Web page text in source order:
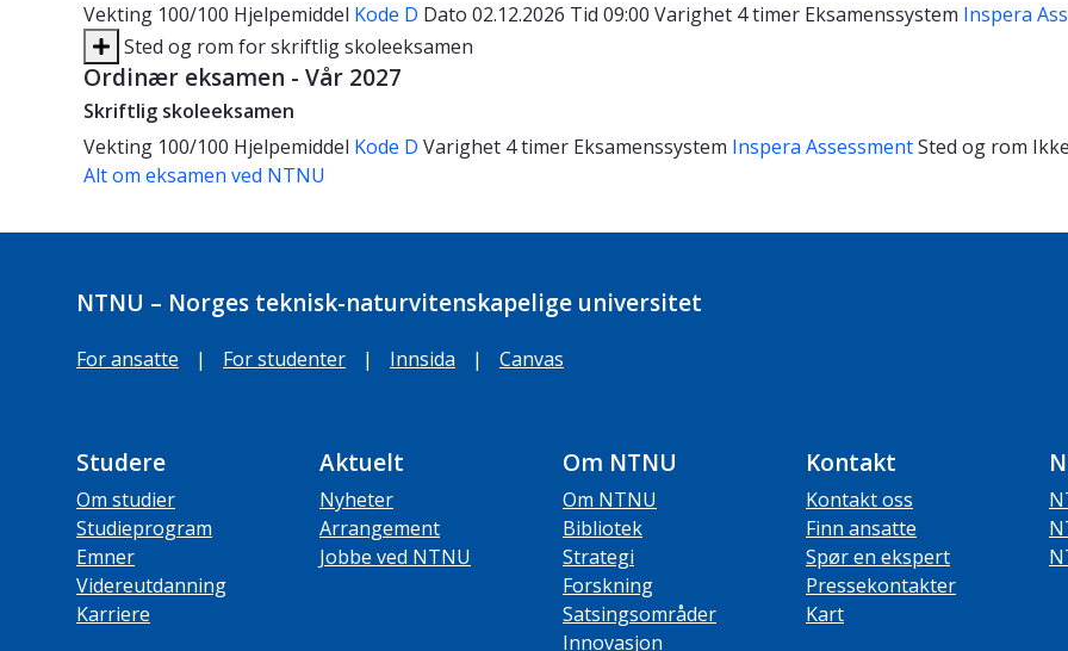
Vekting 100/100 Hjelpemiddel Kode D Dato 02.12.2026 Tid 09:00 Varighet 4 timer Eksamenssystem Inspera
Sted og rom for skriftlig skoleeksamen
Ordinær eksamen - Vår 2027
Skriftlig skoleeksamen
Vekting 100/100 Hjelpemiddel Kode D Varighet 4 timer Eksamenssystem Inspera AssessmentSted og rom
Alt om eksamen ved NTNU
NTNU – Norges teknisk-naturvitenskapelige universitet
For ansatte | For studenter | Innsida | Canvas
Studere
Om studier
Studieprogram
Emner
Videreutdanning
Karriere
Aktuelt
Nyheter
Arrangement
Jobbe ved NTNU
Om NTNU
Om NTNU
Bibliotek
Strategi
Forskning
Satsingsområder
Innovasjon
Kontakt
Kontakt oss
Finn ansatte
Spør en ekspert
Pressekontakter
Kart